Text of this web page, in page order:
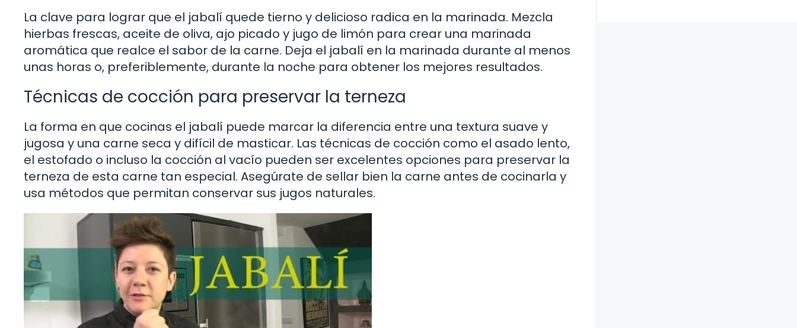
La clave para lograr que el jabalí quede tierno y delicioso radica en la marinada. Mezcla
hierbas frescas, aceite de oliva, ajo picado y jugo de limón para crear una marinada
aromática que realce el sabor de la carne. Deja el jabalí en la marinada durante al menos
unas horas o, preferiblemente, durante la noche para obtener los mejores resultados.
Técnicas de cocción para preservar la terneza
La forma en que cocinas el jabalí puede marcar la diferencia entre una textura suave y
jugosa y una carne seca y difícil de masticar. Las técnicas de cocción como el asado lento,
el estofado o incluso la cocción al vacío pueden ser excelentes opciones para preservar la
terneza de esta carne tan especial. Asegúrate de sellar bien la carne antes de cocinarla y
usa métodos que permitan conservar sus jugos naturales.